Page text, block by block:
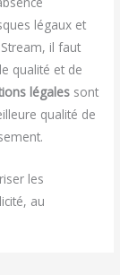
légaux et
il faut
qualité et de
légales sont
qualité de
les
au